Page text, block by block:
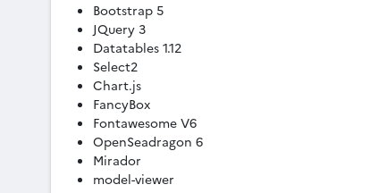
Bootstrap 5
JQuery 3
Datatables 1.12
Select2
Chart.js
FancyBox
Fontawesome V6
OpenSeadragon 6
Mirador
model-viewer